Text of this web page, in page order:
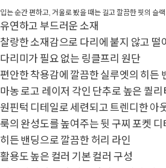
입는 순간 편하고, 거울로 봤을 때는 길고 깔끔한 핏의 슬
유연하고 부드러운 소재
찰랑한 소재감으로 다리에 붙지 않고 떨
다리미가 필요 없는 링클프리 원단
편안한 착용감에 깔끔한 실루엣의 히든
마농 로고 레이저 각인 단추로 높은 퀄리
원핀턱 디테일로 세련되고 트렌디한 아
룩의 완성도를 높여주는 뒷 구찌 포켓 디
히든 밴딩으로 깔끔한 허리 라인
활용도 높은 컬러 기본 컬러 구성